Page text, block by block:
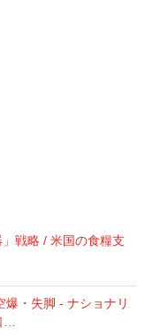
戦略 / 米国の食糧支
・失脚 - ナショナリ
…